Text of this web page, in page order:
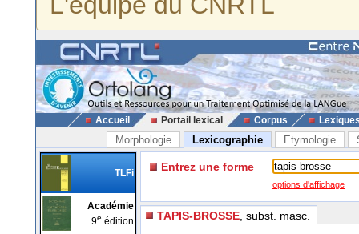
Accueil Portail lexical Corpus
Morphologie Lexicographie Etymologie
TLFi
Académie
9e édition
Entrez une forme
options d'affichage
TAPIS-BROSSE , subst. masc.